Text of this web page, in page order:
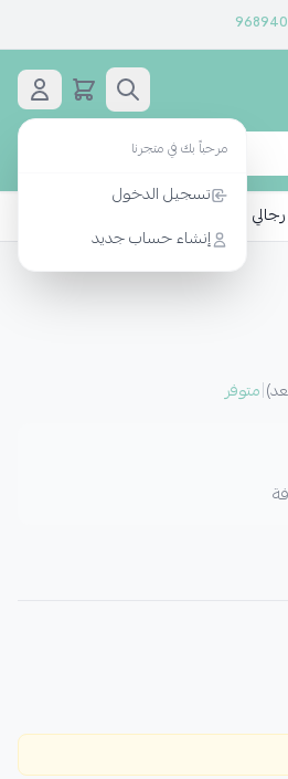
مرحباً بك في متجرنا
تسجيل الدخول
إنشاء حساب جديد
|متوفر